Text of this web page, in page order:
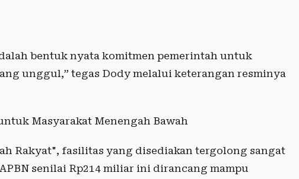
bentuk nyata komitmen pemerintah untuk
unggul,” tegas Dody melalui keterangan resminya
Masyarakat Menengah Bawah
Rakyat", fasilitas yang disediakan tergolong sangat
senilai Rp214 miliar ini dirancang mampu